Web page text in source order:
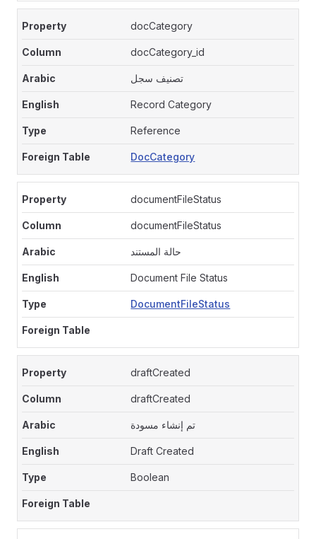
docCategory
docCategory_id
تصنيف سجل
Record Category
Reference
DocCategory
documentFileStatus
documentFileStatus
حالة المستند
Document File Status
DocumentFileStatus
draftCreated
draftCreated
تم إنشاء مسودة
Draft Created
Boolean